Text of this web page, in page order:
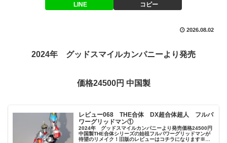
LINE コピー
2026.08.02
2024年 グッドスマイルカンパニーより発売
価格24500円 中国製
レビュー068 THE合体 DX超合体超人 フルパ
ワーグリッドマン①
2024年 グッドスマイルカンパニーより発売価格24500円
中国製THE合体シリーズの始祖フルパワーグリッドマンが
待望のリメイク！旧版のレビューはコチラになります※当